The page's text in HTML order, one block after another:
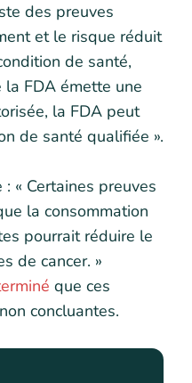
des preuves
et le risque réduit
de santé,
la FDA émette une
la FDA peut
de santé qualifiée ».
« Certaines preuves
la consommation
pourrait réduire le
de cancer. »
que ces
concluantes.